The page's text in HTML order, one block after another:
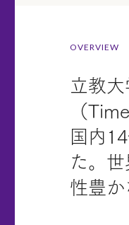
OVERVIEW
立教
（
国内
た。
性豊